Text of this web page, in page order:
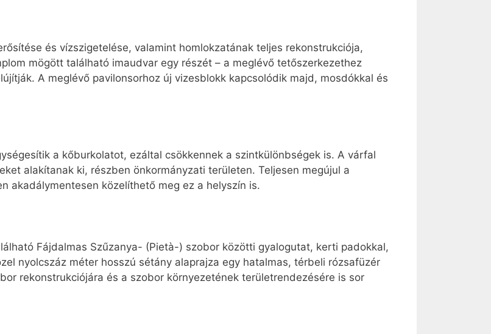
és vízszigetelése, valamint homlokzatának teljes rekonstrukciója,
mögött található imaudvar egy részét – a meglévő tetőszerkezethez
A meglévő pavilonsorhoz új vizesblokk kapcsolódik majd, mosdókkal és
a kőburkolatot, ezáltal csökkennek a szintkülönbségek is. A várfal
alakítanak ki, részben önkormányzati területen. Teljesen megújul a
akadálymentesen közelíthető meg ez a helyszín is.
Fájdalmas Szűzanya- (Pietà-) szobor közötti gyalogutat, kerti padokkal,
nyolcszáz méter hosszú sétány alaprajza egy hatalmas, térbeli rózsafüzér
rekonstrukciójára és a szobor környezetének területrendezésére is sor